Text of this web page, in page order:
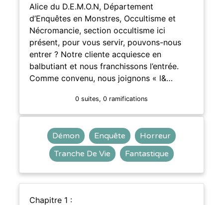
Alice du D.E.M.O.N, Département
d’Enquêtes en Monstres, Occultisme et
Nécromancie, section occultisme ici
présent, pour vous servir, pouvons-nous
entrer ? Notre cliente acquiesce en
balbutiant et nous franchissons l’entrée.
Comme convenu, nous joignons « l&…
0 suites, 0 ramifications
Démon Enquête
Horreur
Tranche De Vie
Fantastique
Chapitre 1 :